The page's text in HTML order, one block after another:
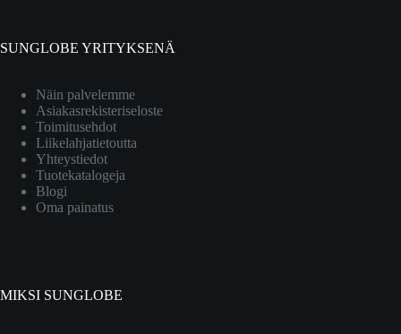
SUNGLOBE YRITYKSENÄ
Näin palvelemme
Asiakasrekisteriseloste
Toimitusehdot
Liikelahjatietoutta
Yhteystiedot
Tuotekatalogeja
Blogi
Oma painatus
MIKSI SUNGLOBE